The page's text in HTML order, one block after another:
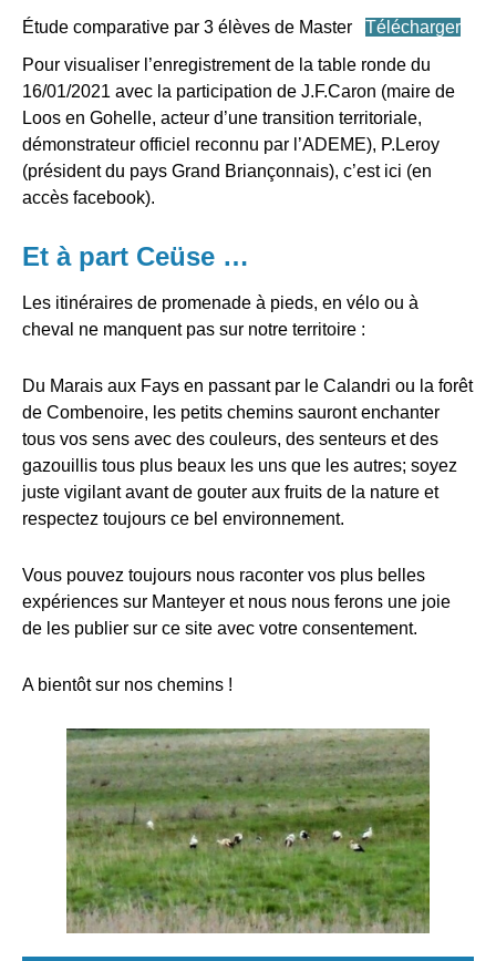
Étude comparative par 3 élèves de Master
Télécharger
Pour visualiser l’enregistrement de la table ronde du
16/01/2021 avec la participation de J.F.Caron (maire de
Loos en Gohelle, acteur d’une transition territoriale,
démonstrateur officiel reconnu par l’ADEME), P.Leroy
(président du pays Grand Briançonnais), c’est ici (en
accès facebook).
Et à part Ceüse …
Les itinéraires de promenade à pieds, en vélo ou à
cheval ne manquent pas sur notre territoire :
Du Marais aux Fays en passant par le Calandri ou la forêt
de Combenoire, les petits chemins sauront enchanter
tous vos sens avec des couleurs, des senteurs et des
gazouillis tous plus beaux les uns que les autres; soyez
juste vigilant avant de gouter aux fruits de la nature et
respectez toujours ce bel environnement.
Vous pouvez toujours nous raconter vos plus belles
expériences sur Manteyer et nous nous ferons une joie
de les publier sur ce site avec votre consentement.
A bientôt sur nos chemins !